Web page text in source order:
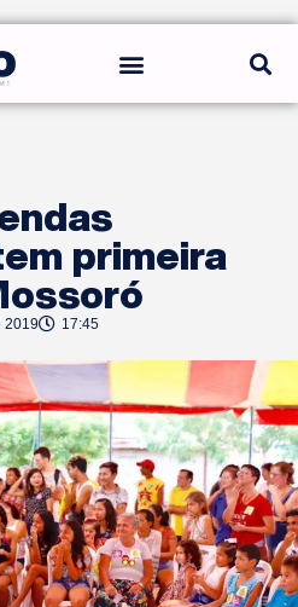
primeira
2019 17:45